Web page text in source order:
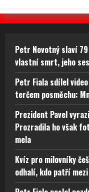
Petr Novotný slaví
vlastní smrt, jeho
Petr Fiala sdílel
terčem posměchu:
Prezident Pavel
Prozradila ho však
mela
Kvíz pro milovníky
odhalí, kdo patří